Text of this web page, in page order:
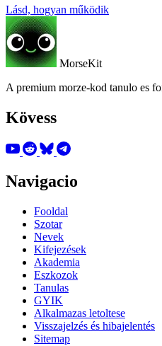
Lásd, hogyan működik
MorseKit
A premium morze-kod tanulo es
Kövess
Navigacio
Fooldal
Szotar
Nevek
Kifejezések
Akademia
Eszkozok
Tanulas
GYIK
Alkalmazas letoltese
Visszajelzés és hibajelentés
Sitemap